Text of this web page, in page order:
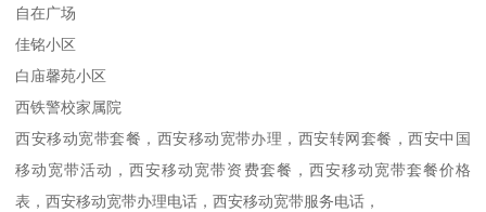
自在广场
佳铭小区
白庙馨苑小区
西铁警校家属院
西安移动宽带套餐，西安移动宽带办理，西安转网套餐，西安中国
移动宽带活动，西安移动宽带资费套餐，西安移动宽带套餐价格
表，西安移动宽带办理电话，西安移动宽带服务电话，